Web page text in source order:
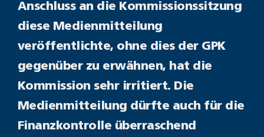
Anschluss an die Kommissionssitzung
diese Medienmitteilung
veröffentlichte, ohne dies der GPK
gegenüber zu erwähnen, hat die
Kommission sehr irritiert. Die
Medienmitteilung dürfte auch für die
Finanzkontrolle überraschend